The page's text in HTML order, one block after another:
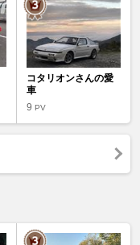
コタリオンさんの愛
車
9 PV